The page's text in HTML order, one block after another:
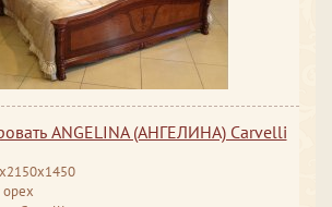
ANGELINA (АНГЕЛИНА) Carvelli